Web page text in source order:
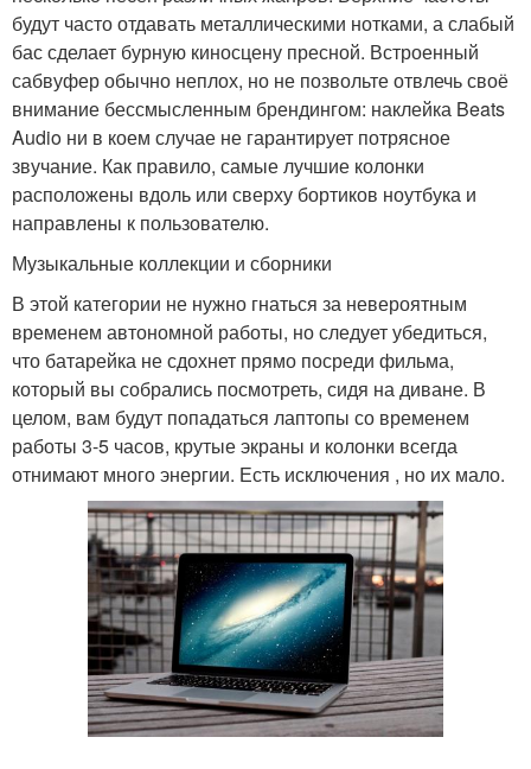
будут часто отдавать металлическими нотками, а слабый
бас сделает бурную киносцену пресной. Встроенный
сабвуфер обычно неплох, но не позвольте отвлечь своё
внимание бессмысленным брендингом: наклейка Beats
Audio ни в коем случае не гарантирует потрясное
звучание. Как правило, самые лучшие колонки
расположены вдоль или сверху бортиков ноутбука и
направлены к пользователю.
Музыкальные коллекции и сборники
В этой категории не нужно гнаться за невероятным
временем автономной работы, но следует убедиться,
что батарейка не сдохнет прямо посреди фильма,
который вы собрались посмотреть, сидя на диване. В
целом, вам будут попадаться лаптопы со временем
работы 3-5 часов, крутые экраны и колонки всегда
отнимают много энергии. Есть исключения , но их мало.